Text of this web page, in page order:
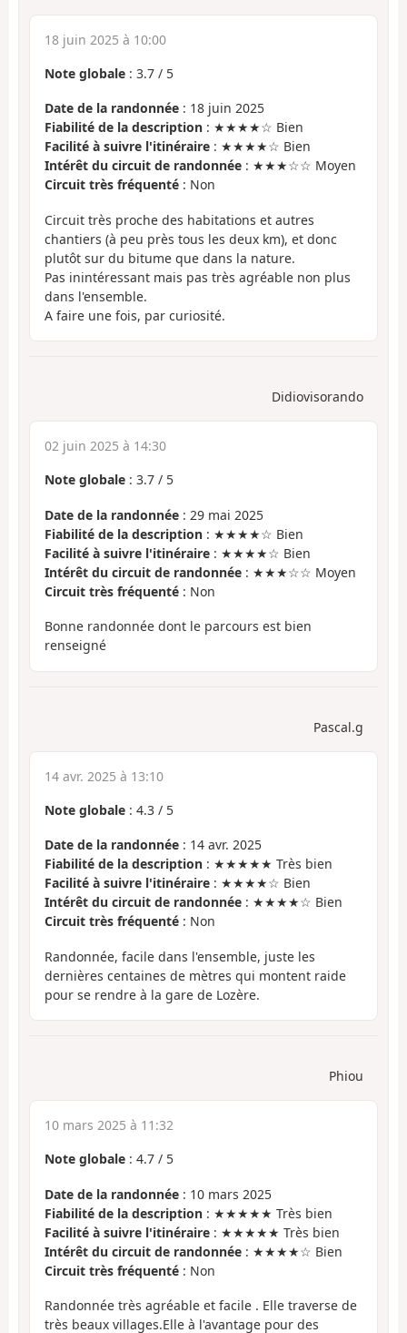
18 juin 2025 à 10:00
Note globale : 3.7 / 5
Date de la randonnée : 18 juin 2025
Fiabilité de la description : ★★★★☆ Bien
Facilité à suivre l'itinéraire : ★★★★☆ Bien
Intérêt du circuit de randonnée : ★★★☆☆ Moyen
Circuit très fréquenté : Non
Circuit très proche des habitations et autres
chantiers (à peu près tous les deux km), et donc
plutôt sur du bitume que dans la nature.
Pas inintéressant mais pas très agréable non plus
dans l'ensemble.
A faire une fois, par curiosité.
Didiovisorando
02 juin 2025 à 14:30
Note globale : 3.7 / 5
Date de la randonnée : 29 mai 2025
Fiabilité de la description : ★★★★☆ Bien
Facilité à suivre l'itinéraire : ★★★★☆ Bien
Intérêt du circuit de randonnée : ★★★☆☆ Moyen
Circuit très fréquenté : Non
Bonne randonnée dont le parcours est bien
renseigné
Pascal.g
14 avr. 2025 à 13:10
Note globale : 4.3 / 5
Date de la randonnée : 14 avr. 2025
Fiabilité de la description : ★★★★★ Très bien
Facilité à suivre l'itinéraire : ★★★★☆ Bien
Intérêt du circuit de randonnée : ★★★★☆ Bien
Circuit très fréquenté : Non
Randonnée, facile dans l'ensemble, juste les
dernières centaines de mètres qui montent raide
pour se rendre à la gare de Lozère.
Phiou
10 mars 2025 à 11:32
Note globale : 4.7 / 5
Date de la randonnée : 10 mars 2025
Fiabilité de la description : ★★★★★ Très bien
Facilité à suivre l'itinéraire : ★★★★★ Très bien
Intérêt du circuit de randonnée : ★★★★☆ Bien
Circuit très fréquenté : Non
Randonnée très agréable et facile . Elle traverse de
très beaux villages.Elle à l'avantage pour des